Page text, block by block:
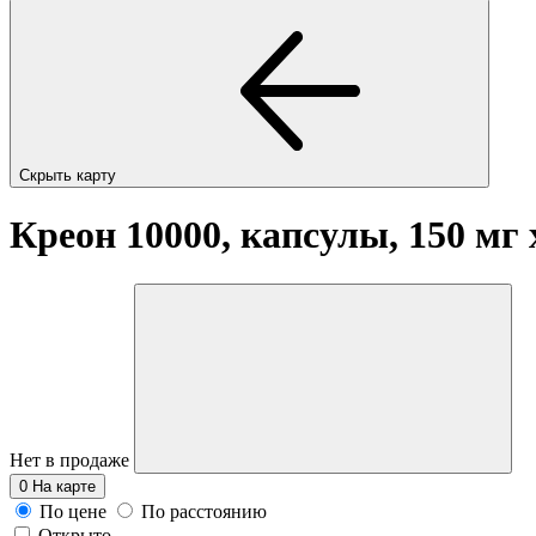
Скрыть карту
Креон 10000, капсулы, 150 мг
Нет в продаже
0 На карте
По цене
По расстоянию